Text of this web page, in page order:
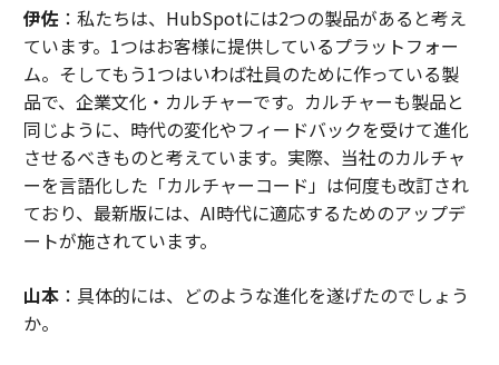
伊佐：私たちは、HubSpotには2つの製品があると考え
ています。1つはお客様に提供しているプラットフォー
ム。そしてもう1つはいわば社員のために作っている製
品で、企業文化・カルチャーです。カルチャーも製品と
同じように、時代の変化やフィードバックを受けて進化
させるべきものと考えています。実際、当社のカルチャ
ーを言語化した「カルチャーコード」は何度も改訂され
ており、最新版には、AI時代に適応するためのアップデ
ートが施されています。
山本：具体的には、どのような進化を遂げたのでしょう
か。